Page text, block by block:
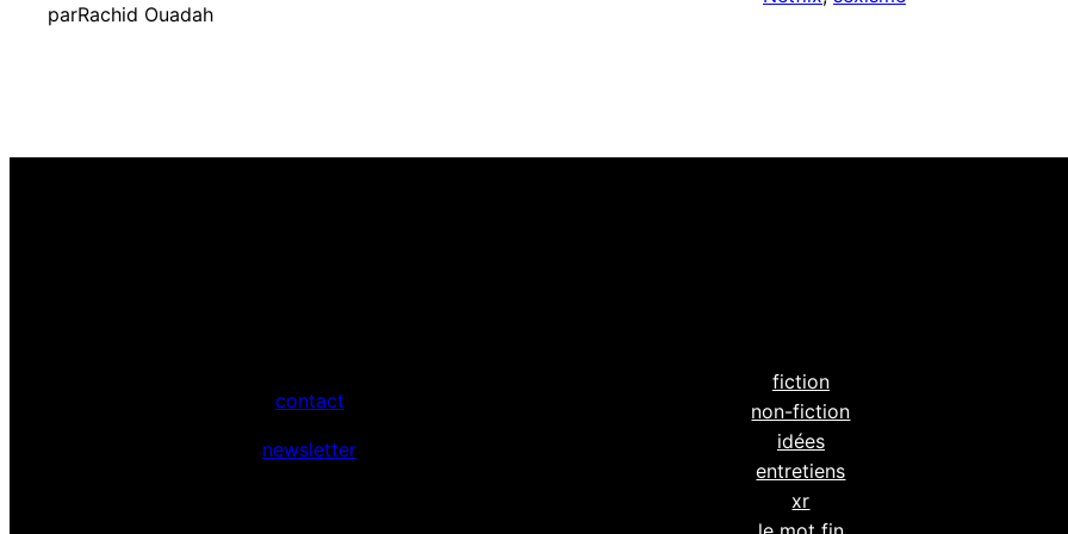
parRachid Ouadah
contact
newsletter
fiction
non-fiction
idées
entretiens
xr